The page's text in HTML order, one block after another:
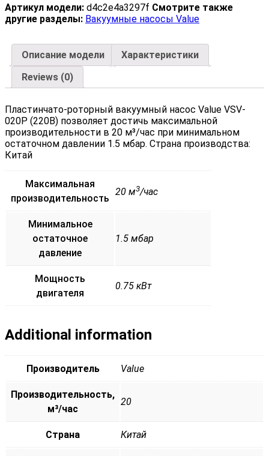
Артикул модели: d4c2e4a3297f Смотрите также
другие разделы: Вакуумные насосы Value
Описание модели
Характеристики
Reviews (0)
Пластинчато-роторный вакуумный насос Value VSV-
020P (220В) позволяет достичь максимальной
производительности в 20 м³/час при минимальном
остаточном давлении 1.5 мбар. Страна производства:
Китай
Максимальная
производительность
20 м3/час
Минимальное
остаточное
давление
1.5 мбар
Мощность
двигателя
0.75 кВт
Additional information
Производитель Value
Производительность,
м³/час
20
Страна Китай